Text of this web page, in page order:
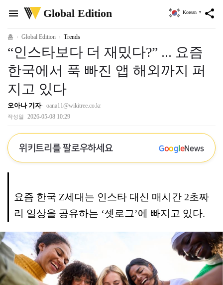
menu
위
키
리
Global Edition share
Korean ▼
홈 Global Edition Trends
“인스타보다 더 재밌다?” ... 요즘
한국에서 푹 빠진 앱 해외까지 퍼
지고 있다
오아나 기자 oana11@wikitree.co.kr
작성일 2026-05-08 10:29
위키트리를 팔로우하세요 GoogleNews
요즘 한국 Z세대는 인스타 대신 매시간 2초짜
리 일상을 공유하는 ‘셋로그’에 빠지고 있다.